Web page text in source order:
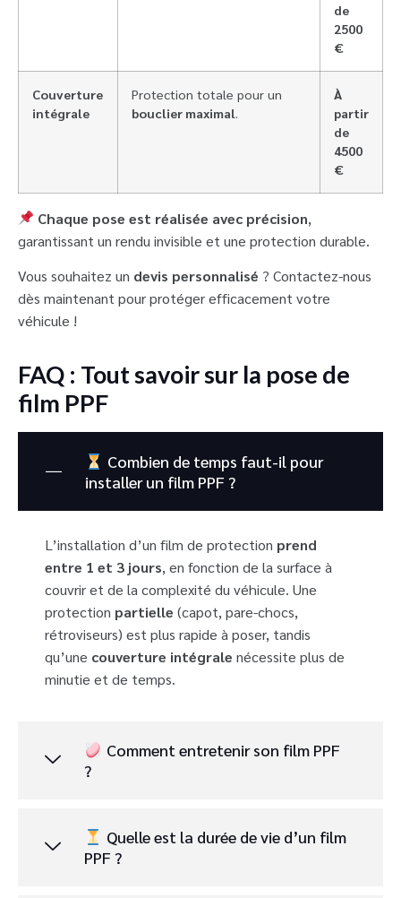
de
2500
€
Couverture
intégrale
Protection totale pour un
bouclier maximal.
À
partir
de
4500
€
Chaque pose est réalisée avec précision,
garantissant un rendu invisible et une protection durable.
Vous souhaitez un devis personnalisé ? Contactez-nous
dès maintenant pour protéger efficacement votre
véhicule !
FAQ : Tout savoir sur la pose de
film PPF
Combien de temps faut-il pour
installer un film PPF ?
L’installation d’un film de protection prend
entre 1 et 3 jours, en fonction de la surface à
couvrir et de la complexité du véhicule. Une
protection partielle (capot, pare-chocs,
rétroviseurs) est plus rapide à poser, tandis
qu’une couverture intégrale nécessite plus de
minutie et de temps.
Comment entretenir son film PPF
?
Quelle est la durée de vie d’un film
PPF ?